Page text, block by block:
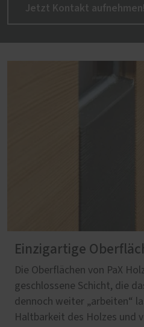
Jetzt Kontakt aufnehmen!
Einzigartige
Die Oberflächen von PaX
geschlossene Schicht, die
dennoch weiter „arbeiten“
Haltbarkeit des Holzes und